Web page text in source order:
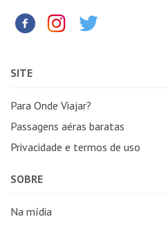
SITE
Para Onde Viajar?
Passagens aéras baratas
Privacidade e termos de uso
SOBRE
Na mídia